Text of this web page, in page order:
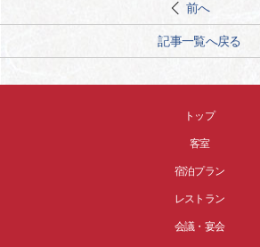
前へ
記事一覧へ戻る
トップ
客室
宿泊プラン
レストラン
会議・宴会